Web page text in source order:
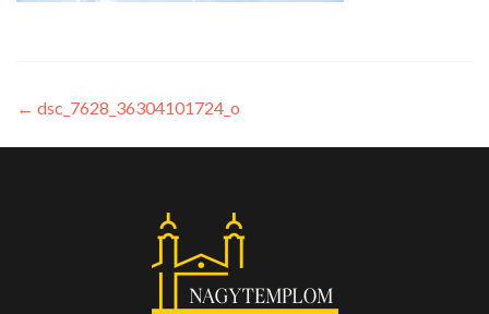
← dsc_7628_36304101724_o